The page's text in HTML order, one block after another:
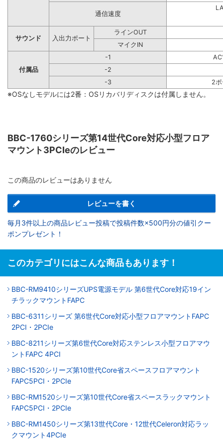
通信速度
サウンド 入出力ポート
ラインOUT
マイクIN
付属品
-1
-2
-3
2
※OSなしモデルには2番：OSリカバリディスクは付属しません。
BBC-1760シリーズ第14世代Core対応小型フロア
マウント3PCIeのレビュー
この商品のレビューはありません
レビューを書く
毎月3件以上の商品レビュー投稿で投稿件数×500円分の値引クー
ポンプレゼント！
このカテゴリにはこんな商品もあります！
BBC-RM9410シリーズUPS電源モデル 第6世代Core対応19イン
チラックマウントFAPC
BBC-6311シリーズ 第6世代Core対応小型フロアマウントFAPC
2PCI・2PCIe
BBC-8211シリーズ第6世代Core対応ステンレス小型フロアマウ
ントFAPC 4PCI
BBC-1520シリーズ第10世代Core省スペースフロアマウント
FAPC5PCI・2PCIe
BBC-RM1520シリーズ第10世代Core省スペースラックマウント
FAPC5PCI・2PCIe
BBC-RM1450シリーズ第13世代Core・12世代Celeron対応ラッ
クマウント4PCIe